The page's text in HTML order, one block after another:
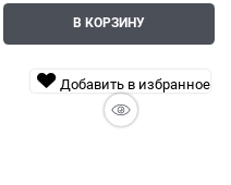
В КОРЗИНУ
Добавить в избранное